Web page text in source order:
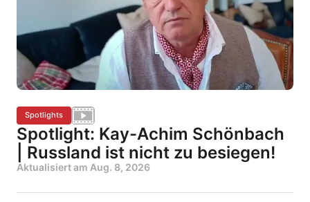
Spotlights
Spotlight: Kay-Achim Schönbach
| Russland ist nicht zu besiegen!
Aktualisiert am Aug. 8, 2026